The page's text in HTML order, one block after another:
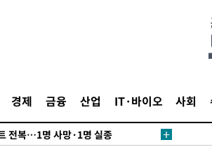
경제 금융 산업 IT·바이오 사회
…도로 잠기고 담벼락 붕괴
리 발견…감정가 1.3억원
서 '홈팀' 일본과 한일전
고 35도' 무더위, 열대야 계속[다음